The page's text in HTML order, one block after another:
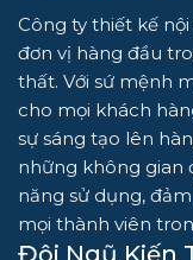
Công ty thiết kế
đơn vị hàng đầu
thất. Với sứ mệnh
cho mọi khách
sự sáng tạo lên
những không gian
năng sử dụng,
mọi thành viên
Đội Ngũ Kiến